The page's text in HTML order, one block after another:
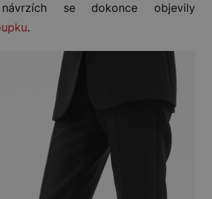
návrzích se dokonce objevily
.